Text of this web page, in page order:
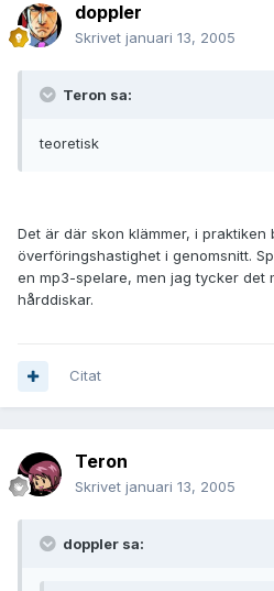
doppler
Skrivet januari 13, 2005
Teron sa:
teoretisk
Det är där skon klämmer, i
överföringshastighet i genomsnitt.
en mp3-spelare, men jag tycker det
hårddiskar.
Citat
Teron
Skrivet januari 13, 2005
doppler sa: